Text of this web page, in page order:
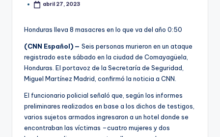
abril 27, 2023
Honduras lleva 8 masacres en lo que va del año 0:50
(CNN Español) — Seis personas murieron en un ataque
registrado este sábado en la ciudad de Comayagüela,
Honduras. El portavoz de la Secretaría de Seguridad,
Miguel Martínez Madrid, confirmó la noticia a CNN.
El funcionario policial señaló que, según los informes
preliminares realizados en base a los dichos de testigos,
varios sujetos armados ingresaron a un hotel donde se
encontraban las víctimas –cuatro mujeres y dos